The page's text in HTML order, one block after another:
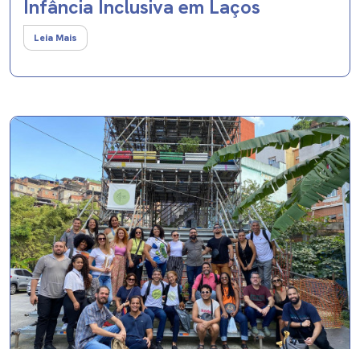
Infância Inclusiva em Laços
Leia Mais